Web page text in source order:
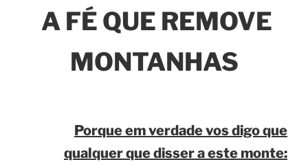
A FÉ QUE REMOVE
MONTANHAS
Porque em verdade vos digo que
qualquer que disser a este monte: